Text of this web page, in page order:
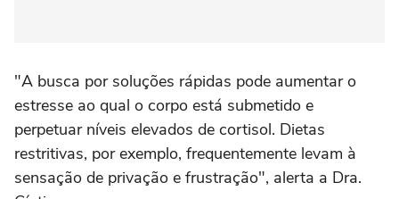
"A busca por soluções rápidas pode aumentar o
estresse ao qual o corpo está submetido e
perpetuar níveis elevados de cortisol. Dietas
restritivas, por exemplo, frequentemente levam à
sensação de privação e frustração", alerta a Dra.